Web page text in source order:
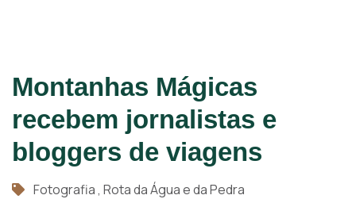
Montanhas Mágicas
recebem jornalistas e
bloggers de viagens
Fotografia, Rota da Água e da Pedra